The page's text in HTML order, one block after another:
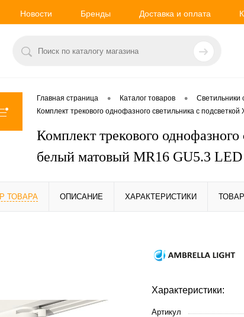
Новости Бренды Доставка и оплата
Главная страница • Каталог товаров • Светильники
Комплект трекового однофазного светильника с
Комплект трекового
белый матовый MR16 GU5.3
ТОВАРА ОПИСАНИЕ ХАРАКТЕРИСТИКИ
Характеристики:
Артикул